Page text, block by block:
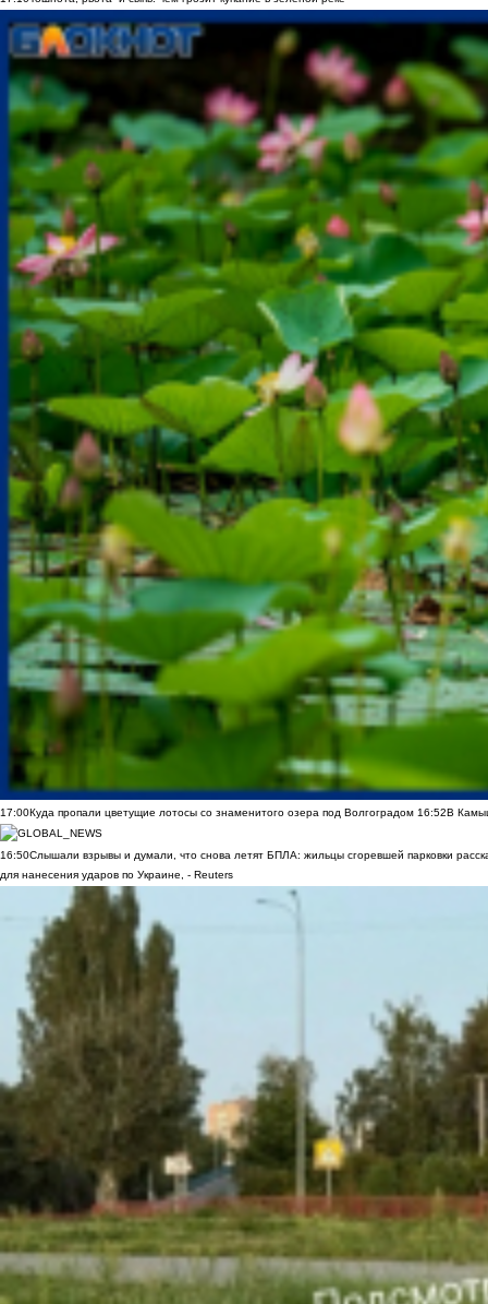
17:00Куда пропали цветущие лотосы со знаменитого озера под Волгоградом 16:52В
16:50Слышали взрывы и думали, что снова летят БПЛА: жильцы сгоревшей парковки
для нанесения ударов по Украине, - Reuters